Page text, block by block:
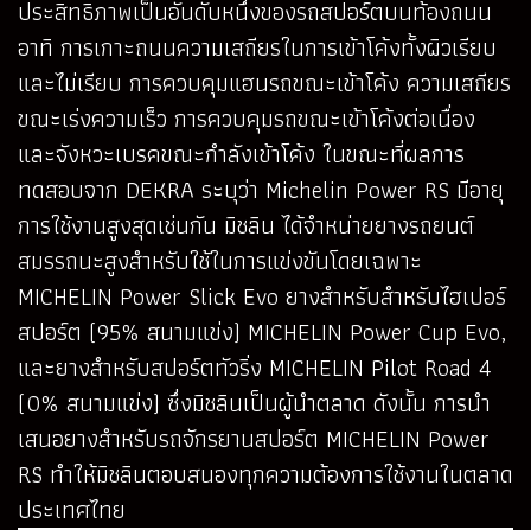
ประสิทธิภาพเป็นอันดับหนึ่งของรถสปอร์ตบนท้องถนน
อาทิ การเกาะถนนความเสถียรในการเข้าโค้งทั้งผิวเรียบ
และไม่เรียบ การควบคุมแฮนรถขณะเข้าโค้ง ความเสถียร
ขณะเร่งความเร็ว การควบคุมรถขณะเข้าโค้งต่อเนื่อง
และจังหวะเบรคขณะกำลังเข้าโค้ง ในขณะที่ผลการ
ทดสอบจาก DEKRA ระบุว่า Michelin Power RS มีอายุ
การใช้งานสูงสุดเช่นกัน มิชลิน ได้จำหน่ายยางรถยนต์
สมรรถนะสูงสำหรับใช้ในการแข่งขันโดยเฉพาะ
MICHELIN Power Slick Evo ยางสำหรับสำหรับไฮเปอร์
สปอร์ต (95% สนามแข่ง) MICHELIN Power Cup Evo,
และยางสำหรับสปอร์ตทัวริ่ง MICHELIN Pilot Road 4
(0% สนามแข่ง) ซึ่งมิชลินเป็นผู้นำตลาด ดังนั้น การนำ
เสนอยางสำหรับรถจักรยานสปอร์ต MICHELIN Power
RS ทำให้มิชลินตอบสนองทุกความต้องการใช้งานในตลาด
ประเทศไทย